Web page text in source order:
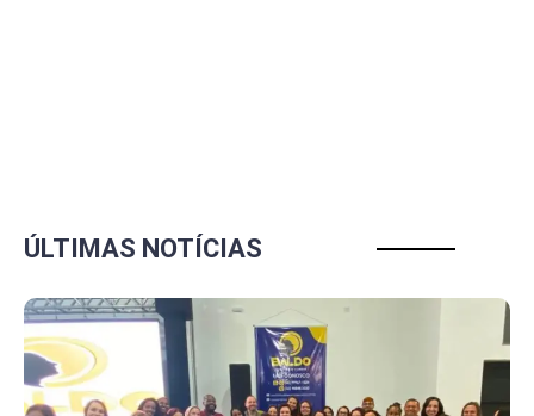
ÚLTIMAS NOTÍCIAS